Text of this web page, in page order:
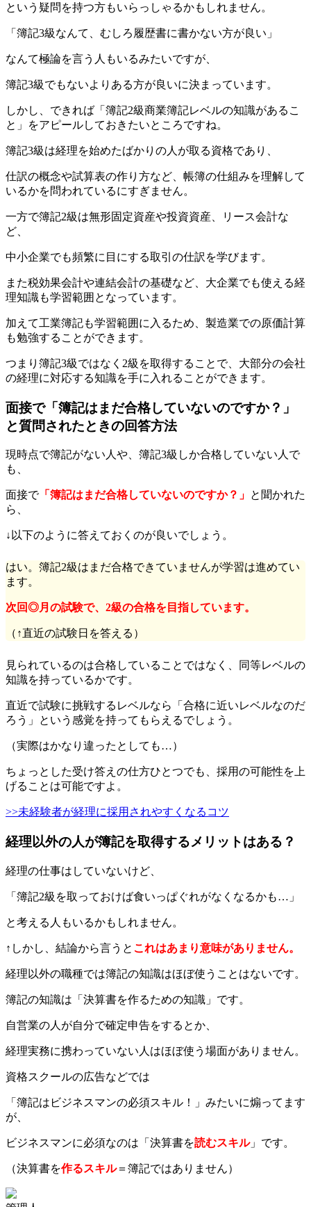
という疑問を持つ方もいらっしゃるかもしれません。
「簿記3級なんて、むしろ履歴書に書かない方が良い」
なんて極論を言う人もいるみたいですが、
簿記3級でもないよりある方が良いに決まっています。
しかし、できれば「簿記2級商業簿記レベルの知識があるこ
と」をアピールしておきたいところですね。
簿記3級は経理を始めたばかりの人が取る資格であり、
仕訳の概念や試算表の作り方など、帳簿の仕組みを理解して
いるかを問われているにすぎません。
一方で簿記2級は無形固定資産や投資資産、リース会計な
ど、
中小企業でも頻繁に目にする取引の仕訳を学びます。
また税効果会計や連結会計の基礎など、大企業でも使える経
理知識も学習範囲となっています。
加えて工業簿記も学習範囲に入るため、製造業での原価計算
も勉強することができます。
つまり簿記3級ではなく2級を取得することで、大部分の会社
の経理に対応する知識を手に入れることができます。
面接で「簿記はまだ合格していないのですか？」
と質問されたときの回答方法
現時点で簿記がない人や、簿記3級しか合格していない人で
も、
面接で「簿記はまだ合格していないのですか？」 と聞かれた
ら、
↓以下のように答えておくのが良いでしょう。
はい。簿記2級はまだ合格できていませんが学習は進めてい
ます。
次回◎月の試験で、2級の合格を目指しています。
（↑直近の試験日を答える）
見られているのは合格していることではなく、同等レベルの
知識を持っているかです。
直近で試験に挑戦するレベルなら「合格に近いレベルなのだ
ろう」という感覚を持ってもらえるでしょう。
（実際はかなり違ったとしても…）
ちょっとした受け答えの仕方ひとつでも、採用の可能性を上
げることは可能ですよ。
>>未経験者が経理に採用されやすくなるコツ
経理以外の人が簿記を取得するメリットはある？
経理の仕事はしていないけど、
「簿記2級を取っておけば食いっぱぐれがなくなるかも…」
と考える人もいるかもしれません。
↑しかし、結論から言うと これはあまり意味がありません。
経理以外の職種では簿記の知識はほぼ使うことはないです。
簿記の知識は「決算書を作るための知識」です。
自営業の人が自分で確定申告をするとか、
経理実務に携わっていない人はほぼ使う場面がありません。
資格スクールの広告などでは
「簿記はビジネスマンの必須スキル！」みたいに煽ってます
が、
ビジネスマンに必須なのは「決算書を読むスキル」です。
（決算書を作るスキル＝簿記ではありません）